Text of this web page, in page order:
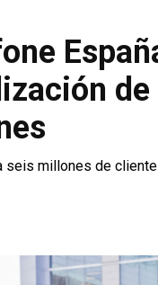
seis millones de